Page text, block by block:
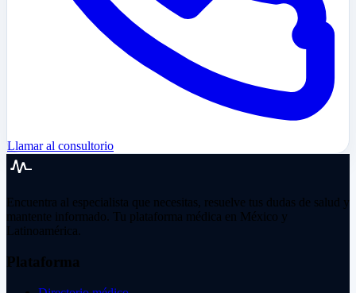
Llamar al consultorio
Encuentra al especialista que necesitas, resuelve tus dudas de salud y
mantente informado. Tu plataforma médica en México y
Latinoamérica.
Plataforma